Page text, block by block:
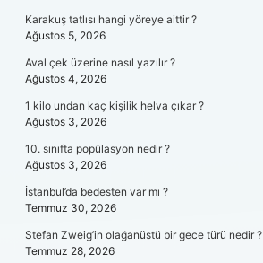
Karakuş tatlısı hangi yöreye aittir ?
Ağustos 5, 2026
Aval çek üzerine nasıl yazılır ?
Ağustos 4, 2026
1 kilo undan kaç kişilik helva çıkar ?
Ağustos 3, 2026
10. sınıfta popülasyon nedir ?
Ağustos 3, 2026
İstanbul’da bedesten var mı ?
Temmuz 30, 2026
Stefan Zweig’in olağanüstü bir gece türü nedir ?
Temmuz 28, 2026